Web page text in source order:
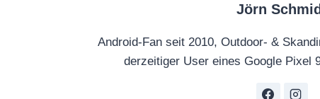
Jörn
Android-Fan seit 2010, Outdoor- &
derzeitiger User eines Google Pixel